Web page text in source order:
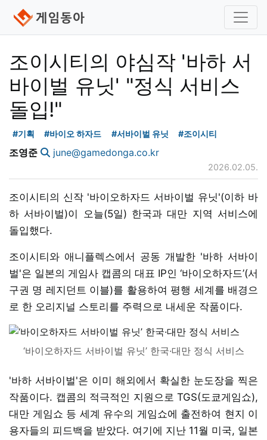
조이시티의 야심작 '바하 서
바이벌 유닛' "정식 서비스
돌입!"
#기획 #바이오 하자드 #서바이벌 유닛 #조이시티
조영준 june@gamedonga.co.kr
2026.02.05.
조이시티의 신작 '바이오하자드 서바이벌 유닛'(이하 바
하 서바이벌)이 오늘(5일) 한국과 대만 지역 서비스에
돌입했다.
조이시티와 애니플렉스에서 공동 개발한 '바하 서바이
벌'은 일본의 게임사 캡콤의 대표 IP인 ‘바이오하자드’(서
구권 명 레지던트 이블)를 활용하여 평행 세계를 배경으
로 한 오리지널 스토리를 주력으로 내세운 작품이다.
‘바이오하자드 서바이벌 유닛’ 한국·대만 정식 서비스
'바하 서바이벌'은 이미 해외에서 확실한 눈도장을 찍은
작품이다. 캡콤의 적극적인 지원으로 TGS(도쿄게임쇼),
대만 게임쇼 등 세계 유수의 게임쇼에 출전하여 현지 이
용자들의 피드백을 받았다. 여기에 지난 11월 미국, 일본